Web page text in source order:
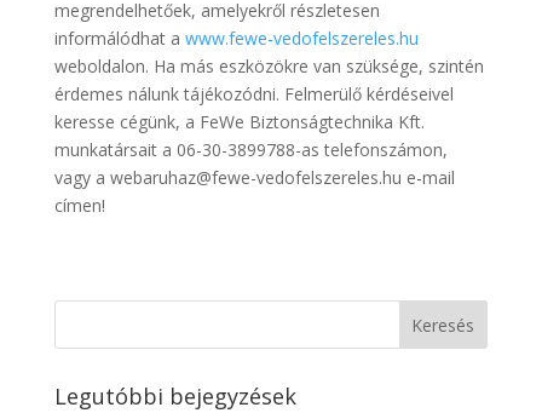
megrendelhetőek, amelyekről részletesen
informálódhat a www.fewe-vedofelszereles.hu
weboldalon. Ha más eszközökre van szüksége, szintén
érdemes nálunk tájékozódni. Felmerülő kérdéseivel
keresse cégünk, a FeWe Biztonságtechnika Kft.
munkatársait a 06-30-3899788-as telefonszámon,
vagy a webaruhaz@fewe-vedofelszereles.hu e-mail
címen!
Legutóbbi bejegyzések